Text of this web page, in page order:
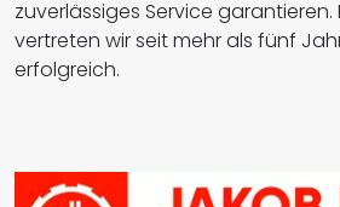
zuverlässiges Service garantieren.
vertreten wir seit mehr als fünf
erfolgreich.